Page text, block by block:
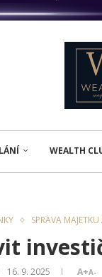
WEALTH
SPRÁVA
16. 9. 2025 A+A-